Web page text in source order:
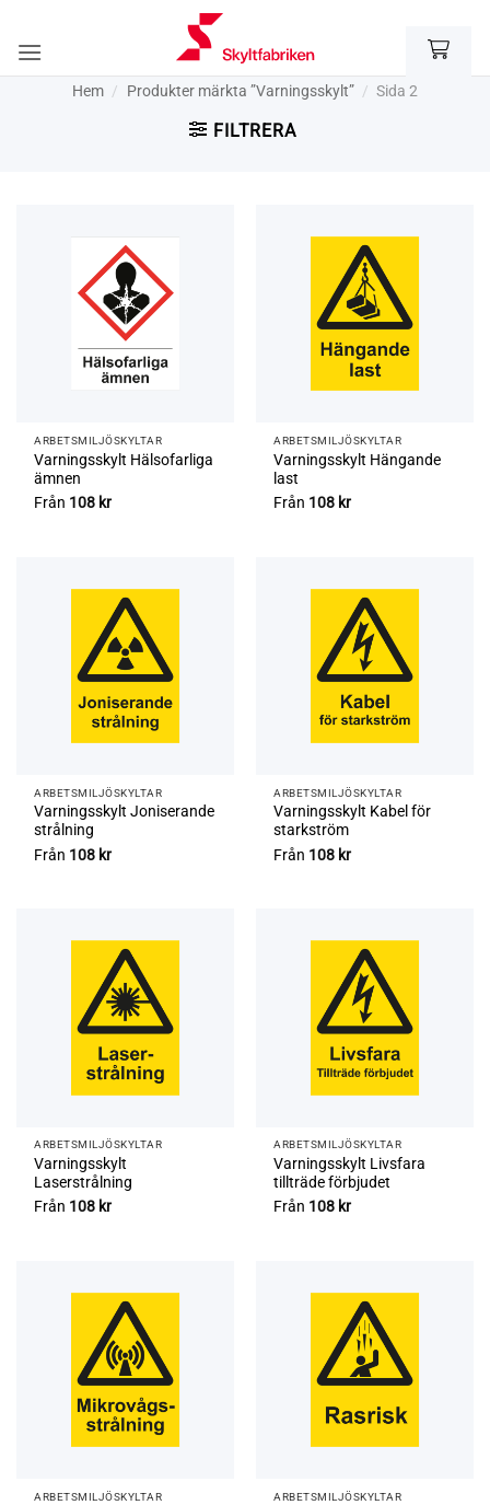
content
Hem / Produkter märkta ”Varningsskylt” / Sida 2
FILTRERA
ARBETSMILJÖ­­SKYLTAR
Varningsskylt Hälsofarliga
ämnen
Från 108 kr
ARBETSMILJÖ­­SKYLTAR
Varningsskylt Hängande
last
Från 108 kr
ARBETSMILJÖ­­SKYLTAR
Varningsskylt Joniserande
strålning
Från 108 kr
ARBETSMILJÖ­­SKYLTAR
Varningsskylt Kabel för
starkström
Från 108 kr
ARBETSMILJÖ­­SKYLTAR
Varningsskylt
Laserstrålning
Från 108 kr
ARBETSMILJÖ­­SKYLTAR
Varningsskylt Livsfara
tillträde förbjudet
Från 108 kr
ARBETSMILJÖ­­SKYLTAR ARBETSMILJÖ­­SKYLTAR